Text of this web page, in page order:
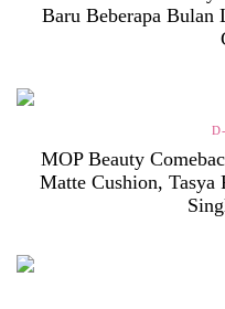
Baru Beberapa Bulan
MOP Beauty
Matte Cushion, Tasya